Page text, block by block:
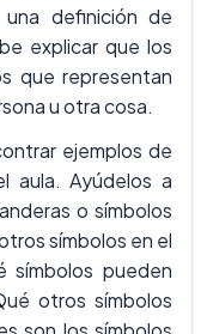
definición de
explicar que los
que representan
u otra cosa.
ejemplos de
aula. Ayúdelos a
o símbolos
símbolos en el
símbolos pueden
otros símbolos